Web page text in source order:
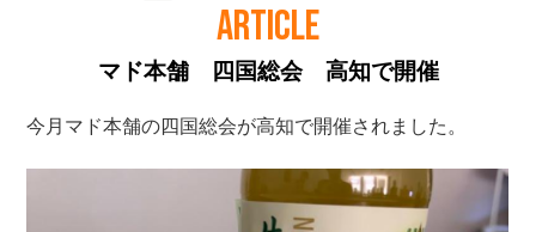
ARTICLE
マド本舗 四国総会 高知で開催